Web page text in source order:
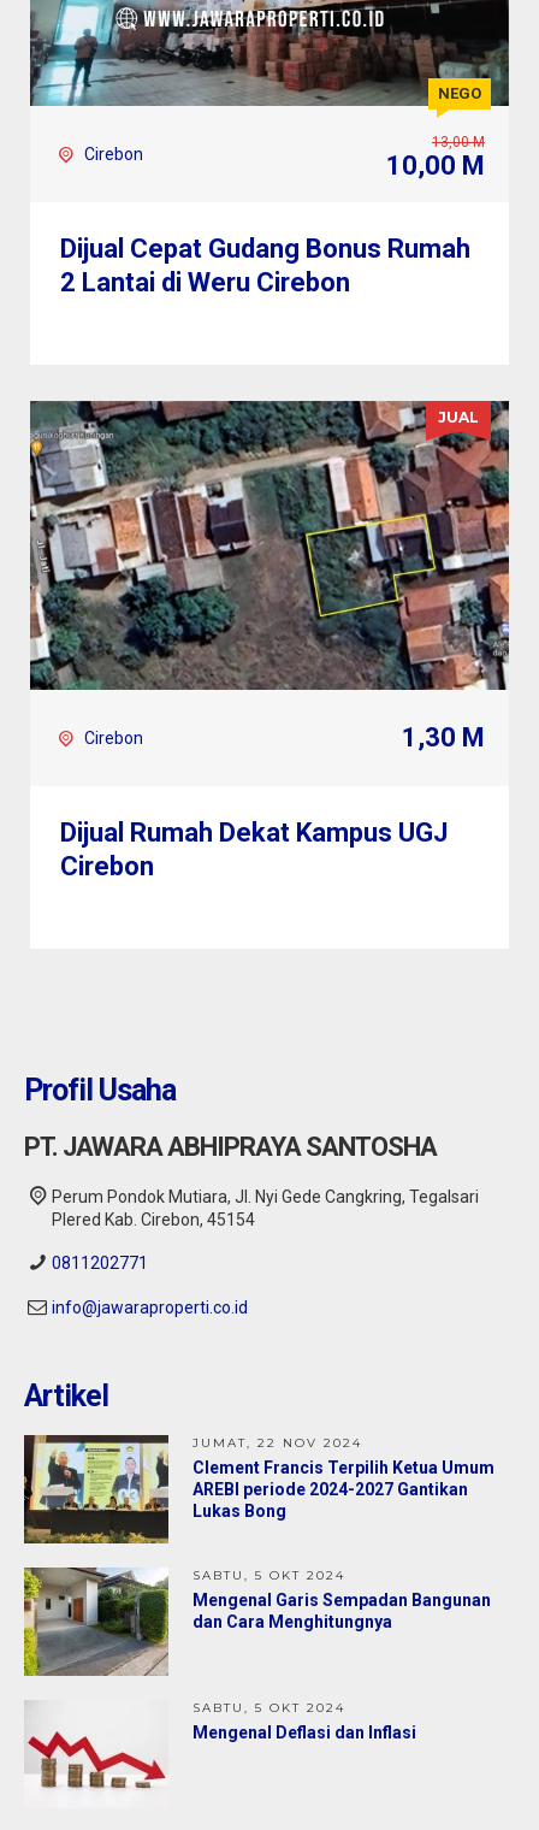
NEGO
Cirebon
13,00 M
10,00 M
Dijual Cepat Gudang Bonus Rumah
2 Lantai di Weru Cirebon
JUAL
Cirebon 1,30 M
Dijual Rumah Dekat Kampus UGJ
Cirebon
Profil Usaha
PT. JAWARA ABHIPRAYA SANTOSHA
Perum Pondok Mutiara, Jl. Nyi Gede Cangkring, Tegalsari
Plered Kab. Cirebon, 45154
0811202771
info@jawaraproperti.co.id
Artikel
JUMAT, 22 NOV 2024
Clement Francis Terpilih Ketua Umum
AREBI periode 2024-2027 Gantikan
Lukas Bong
SABTU, 5 OKT 2024
Mengenal Garis Sempadan Bangunan
dan Cara Menghitungnya
SABTU, 5 OKT 2024
Mengenal Deflasi dan Inflasi